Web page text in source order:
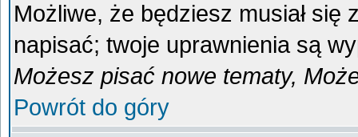
Możliwe, że będziesz musiał się
napisać; twoje uprawnienia są
Możesz pisać nowe tematy,
Powrót do góry